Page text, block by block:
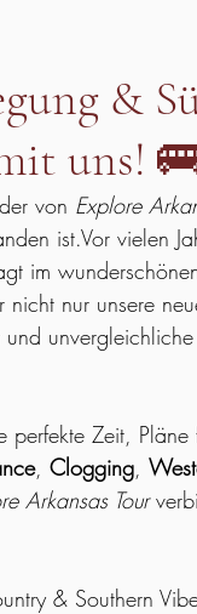
&
uns!
von Explore
ist.Vor vielen
im
nur unsere
unvergleichliche
Zeit,
, Clogging,
Arkansas Tour
& Southern